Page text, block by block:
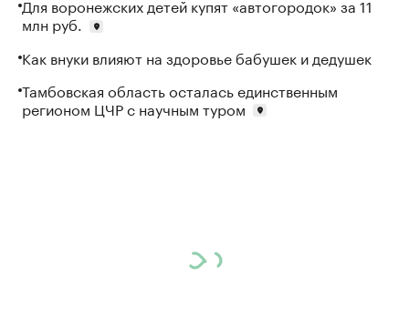
Для воронежских детей купят «автогородок» за 11
млн руб.
Как внуки влияют на здоровье бабушек и дедушек
Тамбовская область осталась единственным
регионом ЦЧР с научным туром